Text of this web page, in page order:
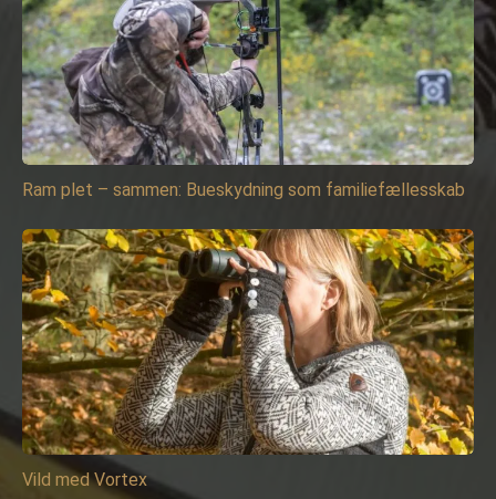
Ram plet – sammen: Bueskydning som familiefællesskab
Vild med Vortex